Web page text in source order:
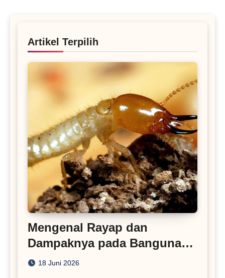
Artikel Terpilih
Mengenal Rayap dan
Dampaknya pada Bangunan
Rumah
18 Juni 2026